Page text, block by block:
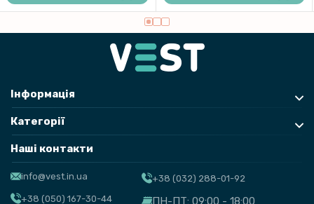
144 грн
180 грн
Ремінець для Xiaomi Mi Band 4/5/6 Nylon, Light pink
189 грн
Амортизуючі дихаючі устілки Nafoing з ефектом пам'яті (37-38
розмір)
161 грн
189 грн
Інформація
Категорії
Наші контакти
info@vest.in.ua
+38 (050) 167-30-44
+38 (032) 288-01-92
ПН-ПТ: 09:00 - 18:00